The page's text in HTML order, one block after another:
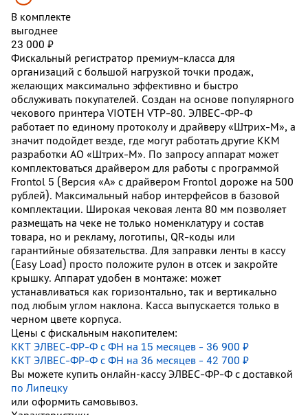
В комплекте
выгоднее
23 000 ₽
Фискальный регистратор премиум-класса для
организаций с большой нагрузкой точки продаж,
желающих максимально эффективно и быстро
обслуживать покупателей. Создан на основе популярного
чекового принтера VIOTEH VTP-80. ЭЛВЕС-ФР-Ф
работает по единому протоколу и драйверу «Штрих-М», а
значит подойдет везде, где могут работать другие ККМ
разработки АО «Штрих-М». По запросу аппарат может
комплектоваться драйвером для работы с программой
Frontol 5 (Версия «А» с драйвером Frontol дороже на 500
рублей). Максимальный набор интерфейсов в базовой
комплектации. Широкая чековая лента 80 мм позволяет
размещать на чеке не только номенклатуру и состав
товара, но и рекламу, логотипы, QR-коды или
гарантийные обязательства. Для заправки ленты в кассу
(Easy Load) просто положите рулон в отсек и закройте
крышку. Аппарат удобен в монтаже: может
устанавливаться как горизонтально, так и вертикально
под любым углом наклона. Касса выпускается только в
черном цвете корпуса.
Цены с фискальным накопителем:
ККТ ЭЛВЕС-ФР-Ф с ФН на 15 месяцев - 36 900 ₽
ККТ ЭЛВЕС-ФР-Ф с ФН на 36 месяцев - 42 700 ₽
Вы можете купить онлайн‑кассу ЭЛВЕС-ФР-Ф с доставкой
по Липецку
или оформить самовывоз.